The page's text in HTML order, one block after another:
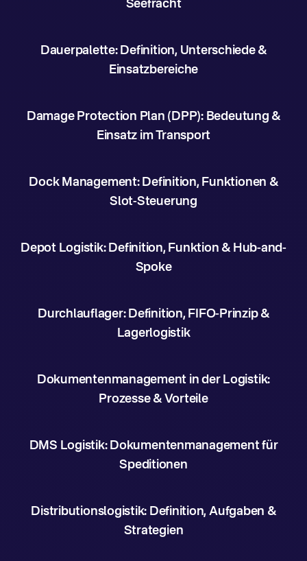
Seefracht
Dauerpalette: Definition, Unterschiede &
Einsatzbereiche
Damage Protection Plan (DPP): Bedeutung &
Einsatz im Transport
Dock Management: Definition, Funktionen &
Slot-Steuerung
Depot Logistik: Definition, Funktion & Hub-and-
Spoke
Durchlauflager: Definition, FIFO-Prinzip &
Lagerlogistik
Dokumentenmanagement in der Logistik:
Prozesse & Vorteile
DMS Logistik: Dokumentenmanagement für
Speditionen
Distributionslogistik: Definition, Aufgaben &
Strategien